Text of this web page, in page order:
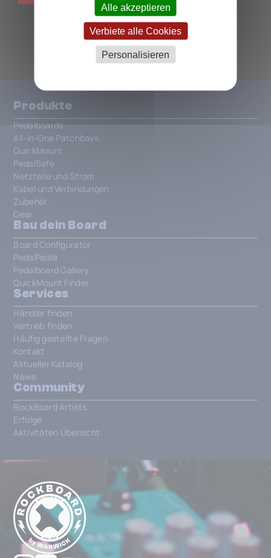
Alle akzeptieren
Verbiete alle Cookies
Personalisieren
ALLE CALINE PEDALS
Produkte
Pedalboards
All-In-One Patchbays
QuickMount
PedalSafe
Netzteile und Strom
Kabel und Verbindungen
Zubehör
Gear
Bau dein Board
Board Configurator
PedalPedia
Pedalboard Gallery
QuickMount Finder
Services
Händler finden
Vertrieb finden
Häufig gestellte Fragen
Kontakt
Aktueller Katalog
News
Community
RockBoard Artists
Erfolge
Aktivitäten Übersicht